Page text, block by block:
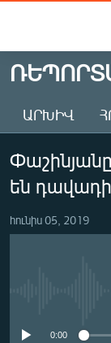
Անցնել
հիմնական
Անցնել
հիմնական
մենյուին
Որոնում
ԱԶԱՏՈՒԹՅՈՒՆ
ՀԱՅԱՍՏԱՆ
ԻՐԱՎՈՒՆՔ
ԱՐԽԻՎ
են
հունիս 05, 2019
0:00